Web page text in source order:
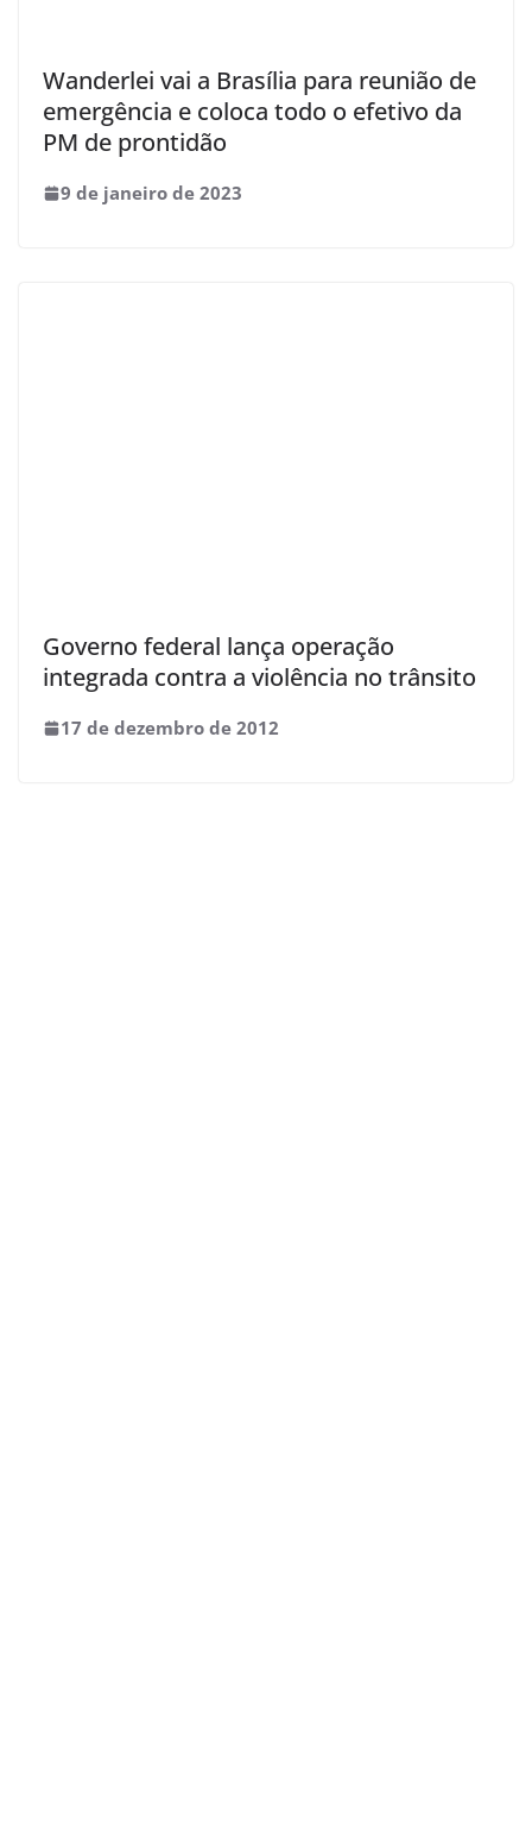
Wanderlei vai a Brasília para reunião de
emergência e coloca todo o efetivo da
PM de prontidão
9 de janeiro de 2023
Governo federal lança operação
integrada contra a violência no trânsito
17 de dezembro de 2012